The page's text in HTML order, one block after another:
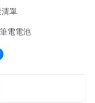
清單
筆電電池